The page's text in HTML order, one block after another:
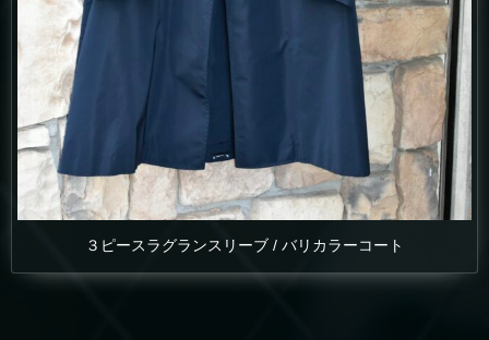
３ピースラグランスリーブ / バリカラーコート